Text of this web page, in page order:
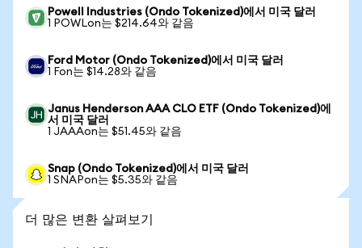
Powell Industries (Ondo Tokenized)에서 미국 달러
1 POWLon는 $214.64와 같음
Ford Motor (Ondo Tokenized)에서 미국 달러
1 Fon는 $14.28와 같음
Janus Henderson AAA CLO ETF (Ondo Tokenized)에
서 미국 달러
1 JAAAon는 $51.45와 같음
Snap (Ondo Tokenized)에서 미국 달러
1 SNAPon는 $5.35와 같음
더 많은 변환 살펴보기